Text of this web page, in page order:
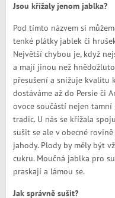
Jsou křížaly jenom jablka?
Pod tímto názvem si
tenké plátky jablek či
Největší chybou je, když
a mají jinou než
přesušení a snižuje kvalitu
dostáváme až do Persie či
ovoce součástí nejen
tradic. U nás se křížala
sušit se ale v obecné
jahody. Plody by měly být
cukru. Moučná jablka pro
praskají a lámou se.
Jak správně sušit?